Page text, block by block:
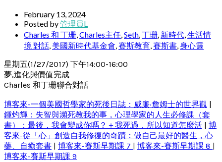
February 13, 2024
Posted by管理員L
Charles 和 丁珊,Charles主任,Seth,丁珊, 新時代,生活情
境 對話, 美國新時代基金會,賽斯教育,賽斯書,身心靈
星期五(1/27/2017) 下午14:00-16:00
夢,進化與價值完成
Charles 和丁珊聯合對話
博客來-一個美國哲學家的死後日誌：威廉‧詹姆士的世界觀
鍾灼輝：失智與瀕死教我的事，心理學家的人生必修課（套
書）：最後，我會變成你嗎？＋我死過，所以知道怎麼活
博
客來-從「心」創造自我修復的奇蹟：做自己最好的醫生，心
藥、自癒套書
博客來-賽斯早期課 7 博客來-賽斯早期課 8
博客來-賽斯早期課 9